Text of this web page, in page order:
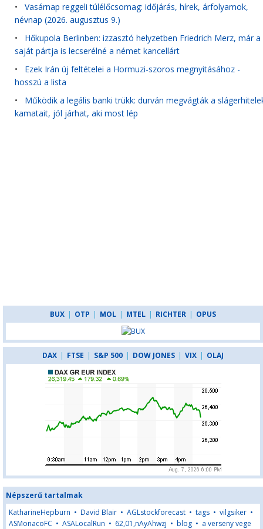
• Vasárnap reggeli túlélőcsomag: időjárás, hírek, árfolyamok,
névnap (2026. augusztus 9.)
• Hőkupola Berlinben: izzasztó helyzetben Friedrich Merz, már a
saját pártja is lecserélné a német kancellárt
• Ezek Irán új feltételei a Hormuzi-szoros megnyitásához -
hosszú a lista
• Működik a legális banki trükk: durván megvágták a
kamatait, jól járhat, aki most lép
BUX | OTP | MOL | MTEL | RICHTER | OPUS
DAX | FTSE | S&P 500 | DOW JONES | VIX | OLAJ
Népszerű tartalmak
KatharineHepburn • David Blair • AGLstockforecast • tags • vilgsiker •
ASMonacoFC • ASALocalRun • 62,01,nAyAhwzj • blog • a verseny vege